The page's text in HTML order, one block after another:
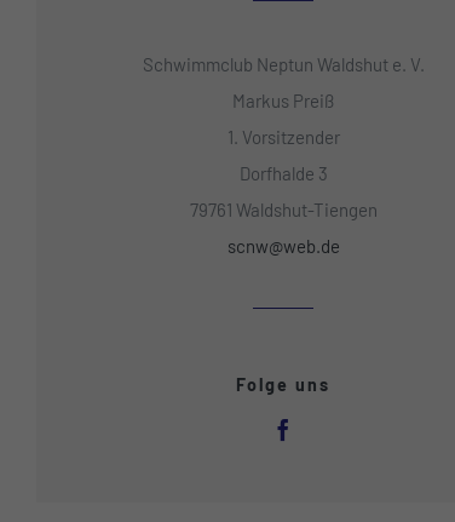
Schwimmclub Neptun Waldshut e. V.
Markus Preiß
1. Vorsitzender
Dorfhalde 3
79761 Waldshut-Tiengen
scnw@web.de
Folge uns